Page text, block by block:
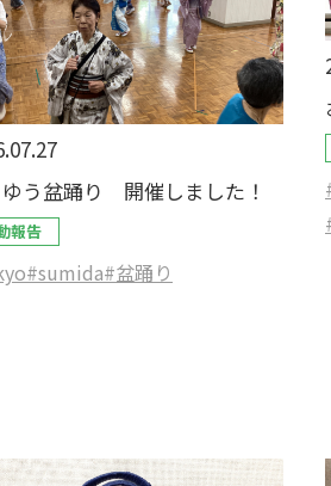
う盆踊り 開催しました！
報告
#sumida#盆踊り